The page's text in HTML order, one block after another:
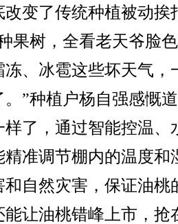
变了传统种植被动挨
果树，全看老天爷脸
、冰雹这些坏天气，
”种植户杨自强感慨
样了，通过智能控温、
准调节棚内的温度和
自然灾害，保证油桃
让油桃错峰上市，抢